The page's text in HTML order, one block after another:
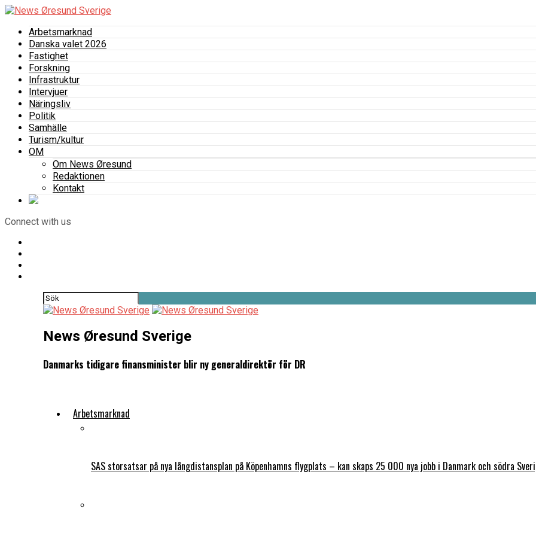
Arbetsmarknad
Danska valet 2026
Fastighet
Forskning
Infrastruktur
Intervjuer
Näringsliv
Politik
Samhälle
Turism/kultur
OM
Om News Øresund
Redaktionen
Kontakt
Connect with us
News Øresund Sverige
Danmarks tidigare finansminister blir ny generaldirektör för DR
Arbetsmarknad
SAS storsatsar på nya långdistansplan på Köpenhamns flygplats – kan skaps 25 000 nya jobb i Danmark och södra